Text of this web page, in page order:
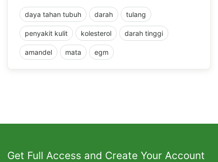
daya tahan tubuh darah tulang
penyakit kulit kolesterol darah tinggi
amandel mata egm
Get Full Access and Create Your Account